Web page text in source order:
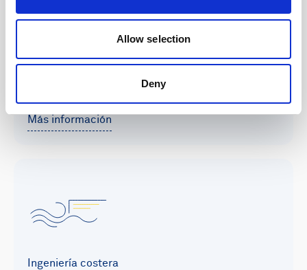
Allow selection
Deny
El conocimiento de las condiciones
meteoceánicas es fundamental para garantizar la
en alta mar en proyectos que van desde estudios
de viabilidad hasta el tendido de cables.
Más información
Ingeniería costera